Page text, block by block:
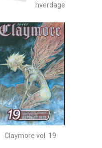
hverdage
Claymore vol. 19